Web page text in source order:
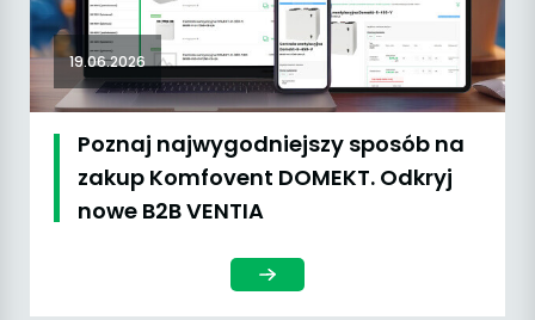
19.06.2026
Poznaj najwygodniejszy sposób na
zakup Komfovent DOMEKT. Odkryj
nowe B2B VENTIA